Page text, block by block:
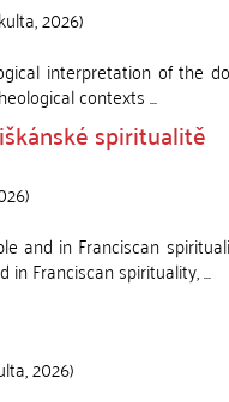
,2026)
interpretation of the
contexts ...
spiritualitě
)
and in Franciscan
Franciscan spirituality, ...
,2026)